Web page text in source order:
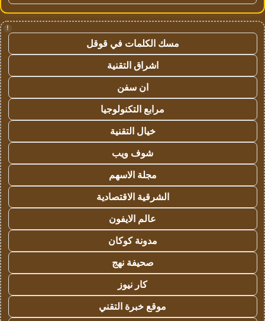
!
مسك الكلمات في قوقل
اشراق التقنية
ان سفن
مرابع التكنولوجيا
خيال التقنية
شوف ويب
مجلة الاسهم
الشرقية الاقتصادية
عالم الايفون
مدونة كوكان
صحيفة نهج
كار نيوز
موقع خبرة التقني